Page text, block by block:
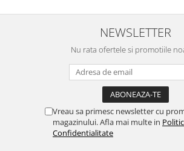
NEWSLETTER
Nu rata ofertele si promotiile
Vreau sa primesc newsletter cu
magazinului. Afla mai multe in
Confidentialitate